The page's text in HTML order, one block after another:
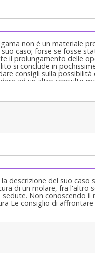
non è un materiale
caso; forse se fosse
il prolungamento delle
si conclude in
consigli sulla
ad un altro consulto
la descrizione del suo
di un molare, fra l'altro
Non conoscendo il
Le consiglio di